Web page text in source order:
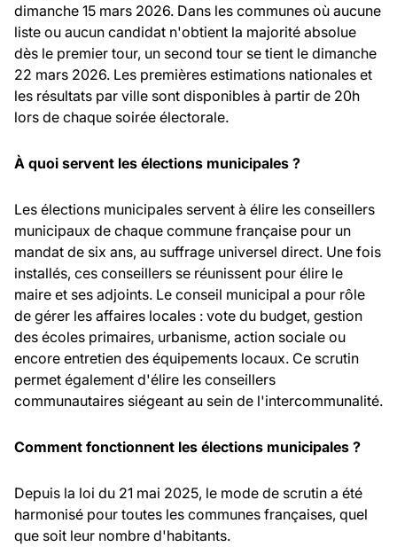
dimanche 15 mars 2026. Dans les communes où aucune
liste ou aucun candidat n'obtient la majorité absolue
dès le premier tour, un second tour se tient le dimanche
22 mars 2026. Les premières estimations nationales et
les résultats par ville sont disponibles à partir de 20h
lors de chaque soirée électorale.
À quoi servent les élections municipales ?
Les élections municipales servent à élire les conseillers
municipaux de chaque commune française pour un
mandat de six ans, au suffrage universel direct. Une fois
installés, ces conseillers se réunissent pour élire le
maire et ses adjoints. Le conseil municipal a pour rôle
de gérer les affaires locales : vote du budget, gestion
des écoles primaires, urbanisme, action sociale ou
encore entretien des équipements locaux. Ce scrutin
permet également d'élire les conseillers
communautaires siégeant au sein de l'intercommunalité.
Comment fonctionnent les élections municipales ?
Depuis la loi du 21 mai 2025, le mode de scrutin a été
harmonisé pour toutes les communes françaises, quel
que soit leur nombre d'habitants.